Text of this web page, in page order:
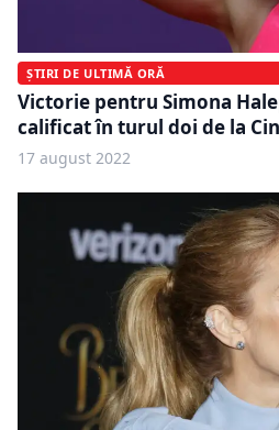
ȘTIRI DE ULTIMĂ ORĂ
Victorie pentru Simona
calificat în turul doi de la
17 august 2022